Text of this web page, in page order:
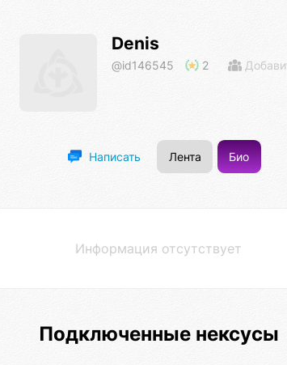
Denis
@id146545 2
Написать Лента Био
Информация отсутствует
Подключенные нексусы